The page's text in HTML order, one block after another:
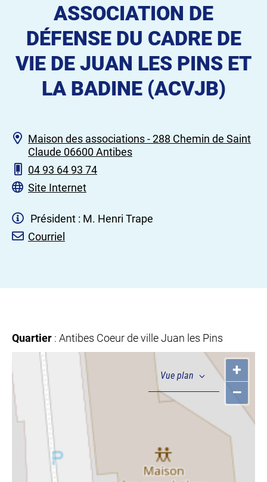
ASSOCIATION DE
DÉFENSE DU CADRE DE
VIE DE JUAN LES PINS ET
LA BADINE (ACVJB)
Maison des associations - 288 Chemin de Saint
Claude 06600 Antibes
04 93 64 93 74
Site Internet
Président : M. Henri Trape
Courriel
Quartier : Antibes Coeur de ville Juan les Pins
+
–